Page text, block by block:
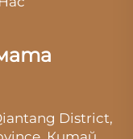
District,